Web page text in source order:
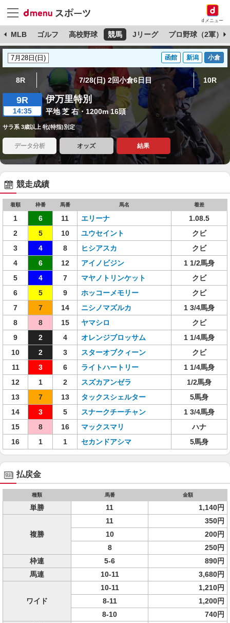
dメニュー
MLB ゴルフ 高校野球 競馬 Jリーグ プロ野球（2軍）
函館 新潟 小倉
8R 7/28(日) 2回小倉6日目 10R
9R
14:35
伊万里特別
平地 芝 右・1200m 16頭
サラ系 3歳以上 牝(特指)別定
データ分析 オッズ 結果
競走成績
着順 枠番 馬番 馬名 着差
1 6 11 エリーナ
1.08.5
2
5 10 ユウセイント
クビ
3
4 8 ヒシアスカ
クビ
4
6 12 アイノビジン
1 1/2馬身
5
4 7 マヤノトリンケット
クビ
6
5 9 ホッコーメモリー
クビ
7
7 14 ニシノマズルカ
1 3/4馬身
8
8 15 ヤマシロ
クビ
9
2 4 オレンジブロッサム
1 1/4馬身
10
2 3 スターオブクィーン
クビ
11
3 6 ライトハートリー
1 1/4馬身
12
1 2 スズカアンゼラ
1/2馬身
13
7 13 タックスシェルター
5馬身
14
3 5 スナークチーチャン
1 3/4馬身
15
8 16 マックスマリ
ハナ
16
1 1 セカンドアシマ 5馬身
払戻金
種類 馬番 金額
単勝 11 1,140円
複勝
11
350円
10
200円
8
250円
枠連
5-6
890円
馬連
10-11 3,680円
ワイド
10-11
1,210円
8-11
1,200円
8-10
740円